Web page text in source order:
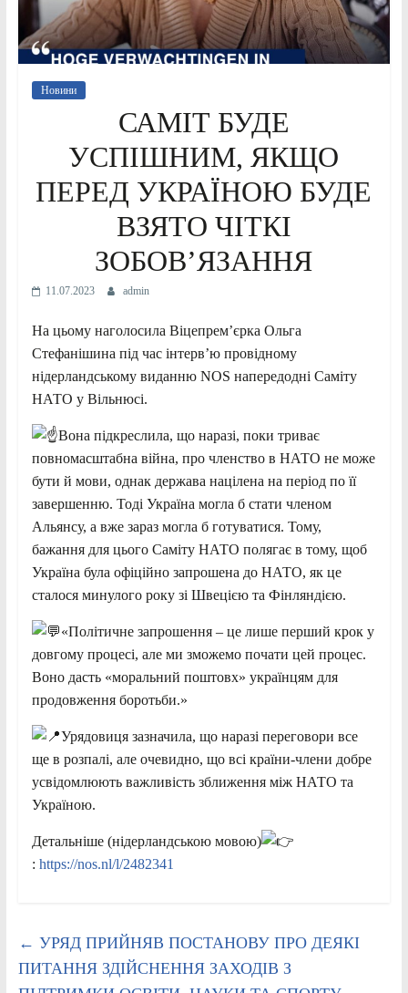
Новини
САМІТ БУДЕ
УСПІШНИМ, ЯКЩО
ПЕРЕД УКРАЇНОЮ БУДЕ
ВЗЯТО ЧІТКІ
ЗОБОВ’ЯЗАННЯ
11.07.2023 admin
На цьому наголосила Віцепрем’єрка Ольга
Стефанішина під час інтерв’ю провідному
нідерландському виданню NOS напередодні Саміту
НАТО у Вільнюсі.
Вона підкреслила, що наразі, поки триває
повномасштабна війна, про членство в НАТО не може
бути й мови, однак держава націлена на період по її
завершенню. Тоді Україна могла б стати членом
Альянсу, а вже зараз могла б готуватися. Тому,
бажання для цього Саміту НАТО полягає в тому, щоб
Україна була офіційно запрошена до НАТО, як це
сталося минулого року зі Швецією та Фінляндією.
«Політичне запрошення – це лише перший крок у
довгому процесі, але ми зможемо почати цей процес.
Воно дасть «моральний поштовх» українцям для
продовження боротьби.»
Урядовиця зазначила, що наразі переговори все
ще в розпалі, але очевидно, що всі країни-члени добре
усвідомлюють важливість зближення між НАТО та
Україною.
Детальніше (нідерландською мовою)
: https://nos.nl/l/2482341
← УРЯД ПРИЙНЯВ ПОСТАНОВУ ПРО ДЕЯКІ
ПИТАННЯ ЗДІЙСНЕННЯ ЗАХОДІВ З